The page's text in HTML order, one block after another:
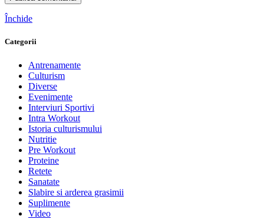
Închide
Categorii
Antrenamente
Culturism
Diverse
Evenimente
Interviuri Sportivi
Intra Workout
Istoria culturismului
Nutritie
Pre Workout
Proteine
Retete
Sanatate
Slabire si arderea grasimii
Suplimente
Video